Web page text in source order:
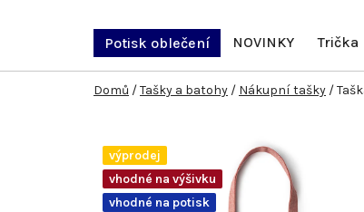
Potisk oblečení NOVINKY Trička
Domů /Tašky a batohy / Nákupní tašky /
výprodej
vhodné na výšivku
vhodné na potisk